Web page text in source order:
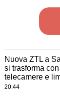
Nuova ZTL a
si trasforma
telecamere e
20:44